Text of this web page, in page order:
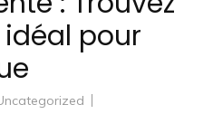
pour